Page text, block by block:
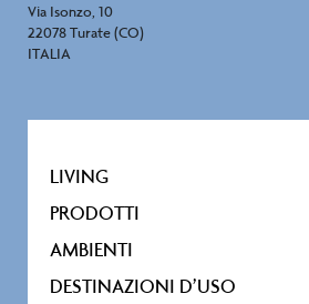
Via Isonzo, 10
22078 Turate (CO)
ITALIA
LIVING
PRODOTTI
AMBIENTI
DESTINAZIONI D’USO